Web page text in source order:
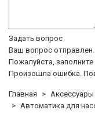
Задать вопрос
Ваш вопрос
Пожалуйста, заполните
Произошла ошибка.
Главная
Автоматика для